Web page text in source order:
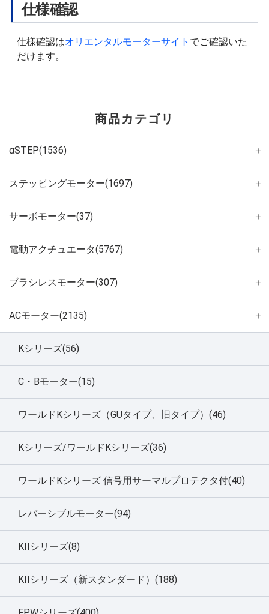
仕様確認
仕様確認はオリエンタルモーターサイト でご確認いた
だけます。
商品カテゴリ
αSTEP(1536) ＋
ステッピングモーター(1697) ＋
サーボモーター(37) ＋
電動アクチュエータ(5767) ＋
ブラシレスモーター(307) ＋
ACモーター(2135) ＋
Kシリーズ(56)
C・Bモーター(15)
ワールドKシリーズ（GUタイプ、旧タイプ）(46)
Kシリーズ/ワールドKシリーズ(36)
ワールドKシリーズ 信号用サーマルプロテクタ付(40)
レバーシブルモーター(94)
KIIシリーズ(8)
KIIシリーズ（新スタンダード）(188)